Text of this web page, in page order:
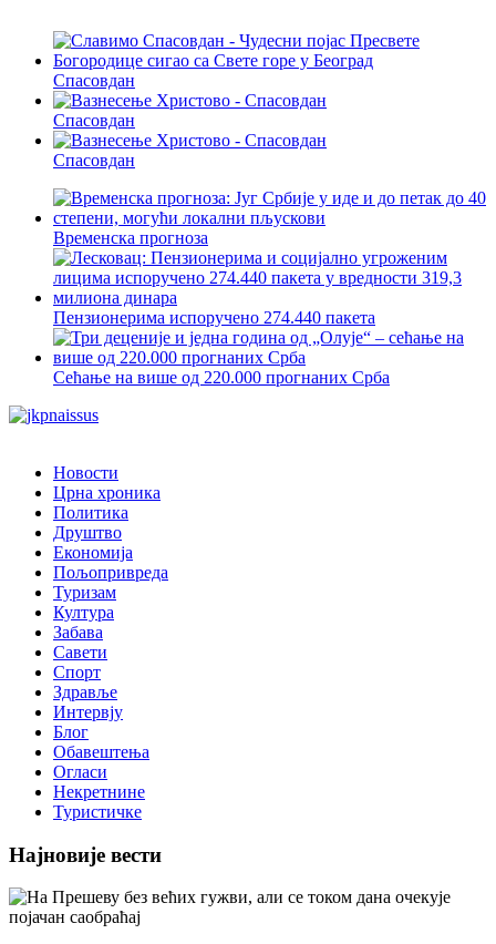
Спасовдан
Спасовдан
Спасовдан
Временска прогноза
Пензионерима испоручено 274.440 пакета
Сећање на више од 220.000 прогнаних Срба
Новости
Црна хроника
Политика
Друштво
Економија
Пољопривреда
Туризам
Култура
Забава
Савети
Спорт
Здравље
Интервју
Блог
Обавештења
Огласи
Некретнине
Туристичке
Најновије вести